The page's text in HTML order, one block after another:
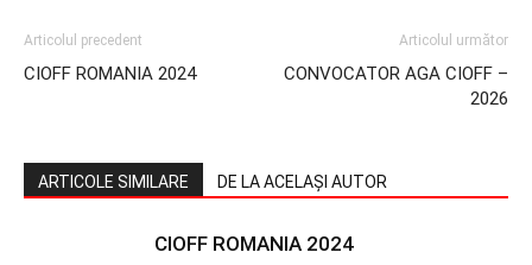
Articolul precedent
CIOFF ROMANIA 2024
Articolul următor
CONVOCATOR AGA CIOFF –
2026
ARTICOLE SIMILARE DE LA ACELAȘI AUTOR
CIOFF ROMANIA 2024